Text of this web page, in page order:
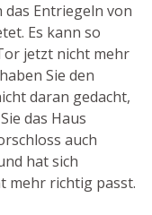
Entriegeln von
Es kann so
jetzt nicht mehr
Sie den
daran gedacht,
das Haus
auch
hat sich
mehr richtig passt.